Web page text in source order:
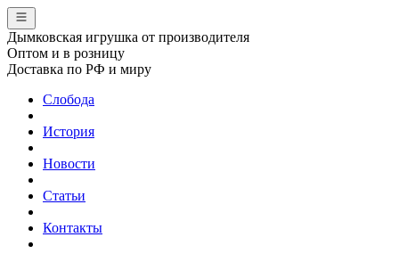
Дымковская игрушка от производителя
Оптом и в розницу
Доставка по РФ и миру
Слобода
История
Новости
Статьи
Контакты